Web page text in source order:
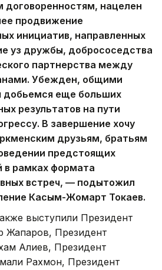
договоренностям, нацелен
продвижение
инициатив, направленных
уз дружбы, добрососедства
партнерства между
Убежден, общими
добьемся еще больших
результатов на пути
В завершение хочу
друзьям, братьям
предстоящих
в рамках формата
встреч, — подытожил
Касым-Жомарт Токаев.
выступили Президент
Жапаров, Президент
Алиев, Президент
Рахмон, Президент